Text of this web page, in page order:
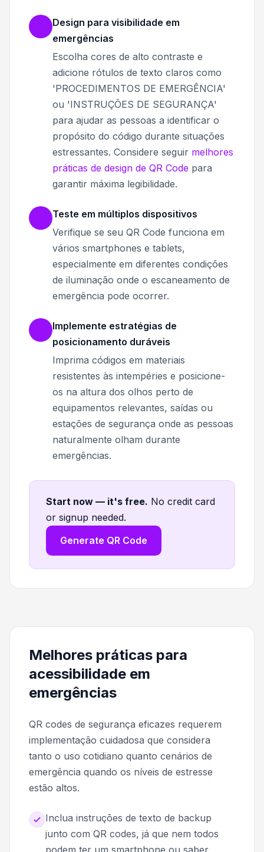
Design para visibilidade em
emergências
Escolha cores de alto contraste e
adicione rótulos de texto claros como
'PROCEDIMENTOS DE EMERGÊNCIA'
ou 'INSTRUÇÕES DE SEGURANÇA'
para ajudar as pessoas a identificar o
propósito do código durante situações
estressantes. Considere seguir melhores
práticas de design de QR Code para
garantir máxima legibilidade.
Teste em múltiplos dispositivos
Verifique se seu QR Code funciona em
vários smartphones e tablets,
especialmente em diferentes condições
de iluminação onde o escaneamento de
emergência pode ocorrer.
Implemente estratégias de
posicionamento duráveis
Imprima códigos em materiais
resistentes às intempéries e posicione-
os na altura dos olhos perto de
equipamentos relevantes, saídas ou
estações de segurança onde as pessoas
naturalmente olham durante
emergências.
Start now — it's free. No credit card
or signup needed.
Generate QR Code
Melhores práticas para
acessibilidade em
emergências
QR codes de segurança eficazes requerem
implementação cuidadosa que considera
tanto o uso cotidiano quanto cenários de
emergência quando os níveis de estresse
estão altos.
Inclua instruções de texto de backup
junto com QR codes, já que nem todos
podem ter um smartphone ou saber